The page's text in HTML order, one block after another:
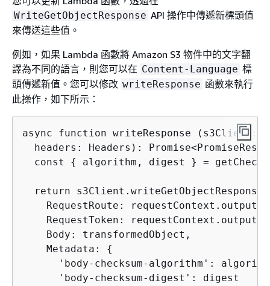
WriteGetObjectResponse API 操作中傳遞新標頭值
來傳送這些值。
例如，如果 Lambda 函數將 Amazon S3 物件中的文字翻
譯為不同的語言，則您可以在 Content-Language 標
頭傳遞新值。您可以修改 writeResponse 函數來執行
此操作，如下所示：
async function writeResponse (s3Client:
headers: Headers):
  const
{ algorithm, digest } =
  return s3Client.writeGetObjectResponse(
RequestRoute:
RequestToken:
    Body: transformedObject,
    Metadata:
{
'body-checksum-algorithm':
      'body-checksum-digest': digest